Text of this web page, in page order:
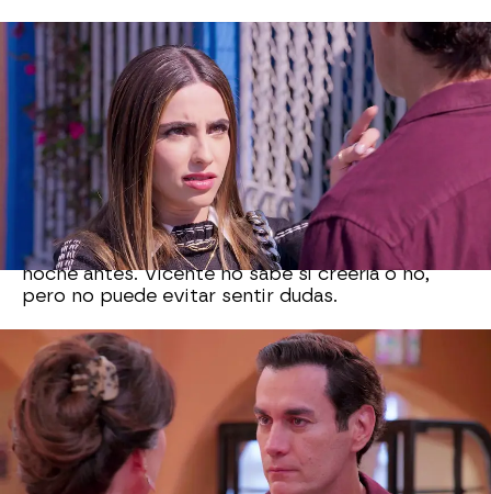
Andrea, la hija de Natalia, es el vehículo del que
Adrián se quiere valer para separar a su mujer de
Vicente.
Andrea no aprueba esa relación,pues
considera que Vicente pertenece a otra clase
social que no puede facilitarle a su madre el nivel
de vida que tenía cuando estaba con Adrián.
ambición de Andrea es ilimitaday pone todo
su empeño en sembrar la discordia en Vicente.
Aprovecha un encuentro casual entre ellos, para
decirle que Adrián y su madre de besaron la
noche antes. Vicente no sabe si creerla o no,
pero no puede evitar sentir dudas.
Cuando regresa a casa, Vicente quiere ser claro
con Natalia y ella no le dice nada de su encuentro
con Adrián. Eso hace sospechar a Vicentede
que quizá Andrea tenía razón y comienza a dudar
del amor de Natalia.